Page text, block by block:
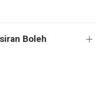
Boleh